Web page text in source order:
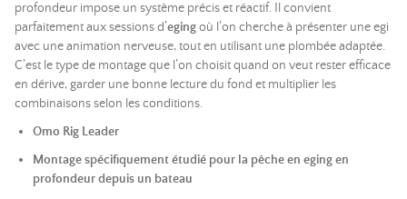
profondeur impose un système précis et réactif. Il convient
parfaitement aux sessions d’egingoù l’on cherche à présenter une egi
avec une animation nerveuse, tout en utilisant une plombée adaptée.
C’est le type de montage que l’on choisit quand on veut rester efficace
en dérive, garder une bonne lecture du fond et multiplier les
combinaisons selon les conditions.
Omo Rig Leader
Montage spécifiquement étudié pour la pêche en eging en
profondeur depuis un bateau